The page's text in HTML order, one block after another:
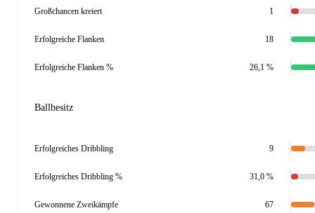
Großchancen kreiert 1
Erfolgreiche Flanken 18
Erfolgreiche Flanken % 26,1 %
Ballbesitz
Erfolgreiches Dribbling 9
Erfolgreiches Dribbling % 31,0 %
Gewonnene Zweikämpfe 67